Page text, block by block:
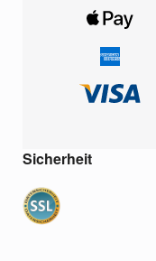
Sicherheit